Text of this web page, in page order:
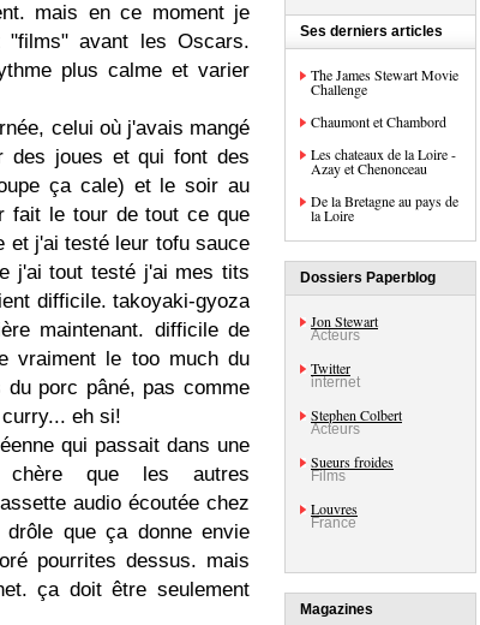
mais en ce moment je
avant les Oscars.
plus calme et varier
celui où j'avais mangé
des joues et qui font des
ça cale) et le soir au
fait le tour de tout ce que
et j'ai testé leur tofu sauce
j'ai tout testé j'ai mes tits
difficile. takoyaki-gyoza
maintenant. difficile de
vraiment le too much du
porc pâné, pas comme
eh si!
qui passait dans une
chère que les autres
audio écoutée chez
que ça donne envie
pourrites dessus. mais
ça doit être seulement
Ses derniers articles
The James Stewart Movie
Challenge
Chaumont et Chambord
Les chateaux de la Loire -
Azay et Chenonceau
De la Bretagne au pays de
la Loire
Dossiers Paperblog
Jon Stewart
Acteurs
Twitter
internet
Stephen Colbert
Acteurs
Sueurs froides
Films
Louvres
France
Magazines